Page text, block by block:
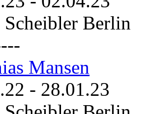
Berlin
Mansen
- 28.01.23